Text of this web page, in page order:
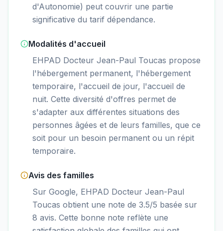
d'Autonomie) peut couvrir une partie
significative du tarif dépendance.
Modalités d'accueil
EHPAD Docteur Jean-Paul Toucas propose
l'hébergement permanent, l'hébergement
temporaire, l'accueil de jour, l'accueil de
nuit. Cette diversité d'offres permet de
s'adapter aux différentes situations des
personnes âgées et de leurs familles, que ce
soit pour un besoin permanent ou un répit
temporaire.
Avis des familles
Sur Google, EHPAD Docteur Jean-Paul
Toucas obtient une note de 3.5/5 basée sur
8 avis. Cette bonne note reflète une